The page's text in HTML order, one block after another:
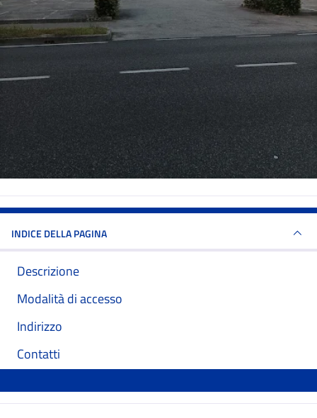
INDICE DELLA PAGINA
Descrizione
Modalità di accesso
Indirizzo
Contatti